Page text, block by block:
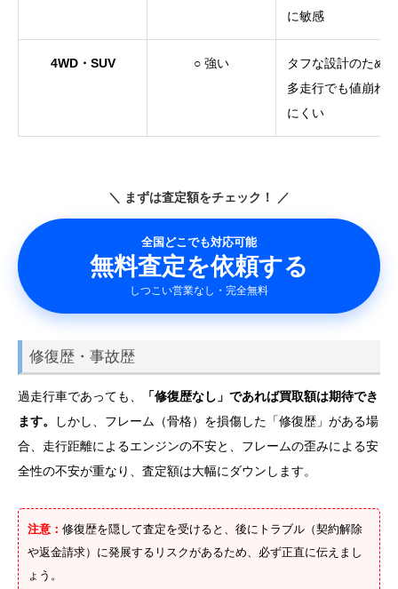
に敏感
4WD・SUV ○ 強い
タフな設計のため、
多走行でも値崩れし
にくい
＼ まずは査定額をチェック！ ／
全国どこでも対応可能
無料査定を依頼する
しつこい営業なし・完全無料
修復歴・事故歴
過走行車であっても、
「修復歴なし」であれば買取額は期待でき
ます。
しかし、フレーム（骨格）を損傷した「修復歴」がある場
合、走行距離によるエンジンの不安と、フレームの歪みによる安
全性の不安が重なり、査定額は大幅にダウンします。
注意： 修復歴を隠して査定を受けると、後にトラブル（契約解除
や返金請求）に発展するリスクがあるため、必ず正直に伝えまし
ょう。